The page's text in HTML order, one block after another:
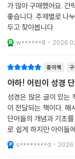
가 많아 구매했어요. 간
좋습니다. 주제별로 나
두고 찾아봅니다
w******8
종이책
아하! 어린이 성경
성경은 많은 글이 있는
이 전달되는 책이다. 해
단어들의 개념과 기초
로 쉽게 하지만 아이들
지 않은 성경의 단어와
도록 돕는다.
s********d